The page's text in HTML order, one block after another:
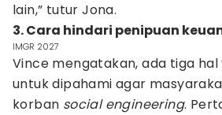
lain,” tutur Jona.
3. Cara hindari penipuan
IMGR 2027
Vince mengatakan, ada tiga
untuk dipahami agar
korban social engineering.